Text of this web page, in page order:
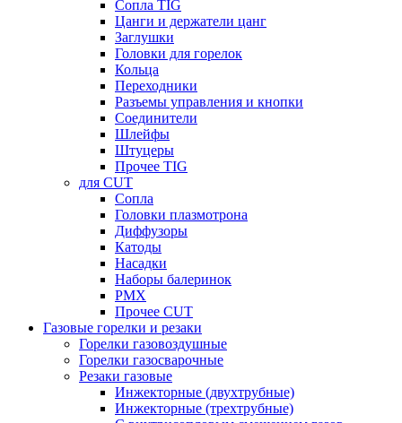
Сопла TIG
Цанги и держатели цанг
Заглушки
Головки для горелок
Кольца
Переходники
Разъемы управления и кнопки
Соединители
Шлейфы
Штуцеры
Прочее TIG
для CUT
Сопла
Головки плазмотрона
Диффузоры
Катоды
Насадки
Наборы балеринок
PMX
Прочее CUT
Газовые горелки и резаки
Горелки газовоздушные
Горелки газосварочные
Резаки газовые
Инжекторные (двухтрубные)
Инжекторные (трехтрубные)